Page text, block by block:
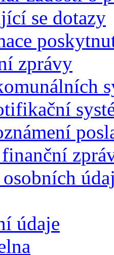
se dotazy
zprávy
osobních
údaje